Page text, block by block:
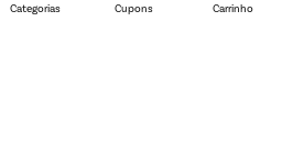
Categorias Cupons